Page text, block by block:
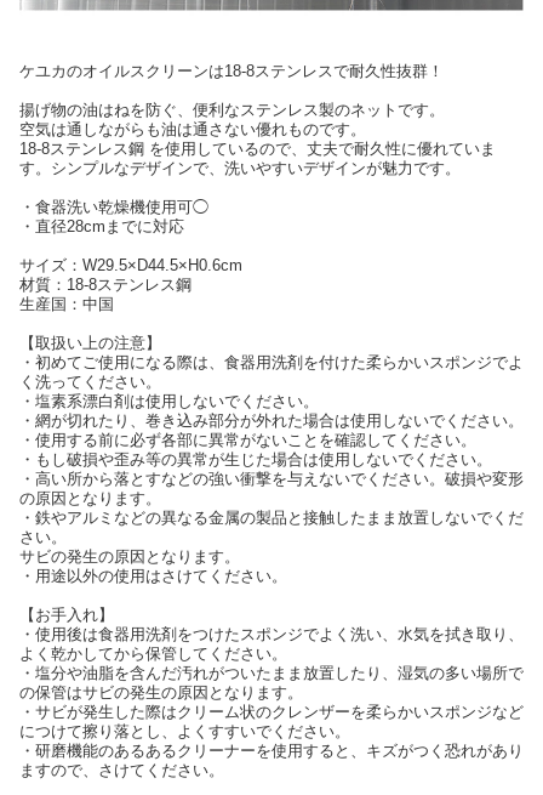
ケユカのオイルスクリーンは18-8ステンレスで耐久性抜群！
揚げ物の油はねを防ぐ、便利なステンレス製のネットです。
空気は通しながらも油は通さない優れものです。
18-8ステンレス鋼 を使用しているので、丈夫で耐久性に優れていま
す。シンプルなデザインで、洗いやすいデザインが魅力です。
・食器洗い乾燥機使用可◯
・直径28cmまでに対応
サイズ：W29.5×D44.5×H0.6cm
材質：18-8ステンレス鋼
生産国：中国
【取扱い上の注意】
・初めてご使用になる際は、食器用洗剤を付けた柔らかいスポンジでよ
く洗ってください。
・塩素系漂白剤は使用しないでください。
・網が切れたり、巻き込み部分が外れた場合は使用しないでください。
・使用する前に必ず各部に異常がないことを確認してください。
・もし破損や歪み等の異常が生じた場合は使用しないでください。
・高い所から落とすなどの強い衝撃を与えないでください。破損や変形
の原因となります。
・鉄やアルミなどの異なる金属の製品と接触したまま放置しないでくだ
さい。
サビの発生の原因となります。
・用途以外の使用はさけてください。
【お手入れ】
・使用後は食器用洗剤をつけたスポンジでよく洗い、水気を拭き取り、
よく乾かしてから保管してください。
・塩分や油脂を含んだ汚れがついたまま放置したり、湿気の多い場所で
の保管はサビの発生の原因となります。
・サビが発生した際はクリーム状のクレンザーを柔らかいスポンジなど
につけて擦り落とし、よくすすいでください。
・研磨機能のあるあるクリーナーを使用すると、キズがつく恐れがあり
ますので、さけてください。